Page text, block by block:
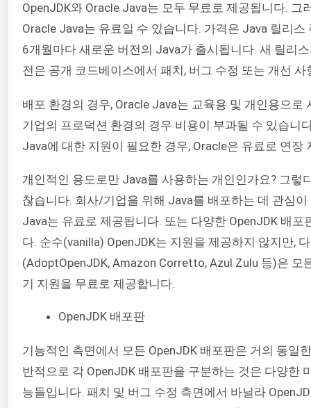
OpenJDK와 Oracle Java는 모두 무료로 제공됩니다. 그
Oracle Java는 유료일 수 있습니다. 가격은 Java 릴리
6개월마다 새로운 버전의 Java가 출시됩니다. 새 릴리
전은 공개 코드베이스에서 패치, 버그 수정 또는 개선
배포 환경의 경우, Oracle Java는 교육용 및 개인용으로
기업의 프로덕션 환경의 경우 비용이 부과될 수 있습니
Java에 대한 지원이 필요한 경우, Oracle은 유료로 연장
개인적인 용도로만 Java를 사용하는 개인인가요? 그렇
찮습니다. 회사/기업을 위해 Java를 배포하는 데 관심이
Java는 유료로 제공됩니다. 또는 다양한 OpenJDK 배포
다. 순수(vanilla) OpenJDK는 지원을 제공하지 않지만,
(AdoptOpenJDK, Amazon Corretto, Azul Zulu 등)은 모
기 지원을 무료로 제공합니다.
OpenJDK 배포판
기능적인 측면에서 모든 OpenJDK 배포판은 거의 동일
반적으로 각 OpenJDK 배포판을 구분하는 것은 다양한
능들입니다. 패치 및 버그 수정 측면에서 바닐라